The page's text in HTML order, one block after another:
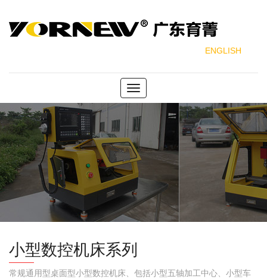
ENGLISH
Toggle
navigation
小型数控机床系列
常规通用型桌面型小型数控机床、包括小型五轴加工中心、小型车